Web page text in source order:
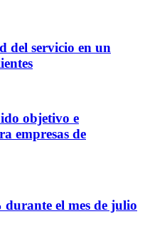
del servicio en un
objetivo e
empresas de
el mes de julio